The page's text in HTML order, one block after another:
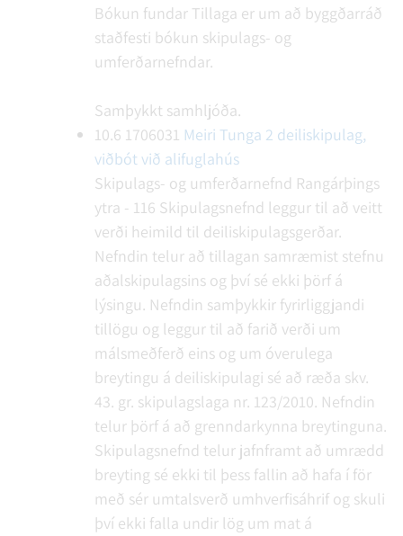
Bókun fundar Tillaga er um að byggðarráð
staðfesti bókun skipulags- og
umferðarnefndar.
Samþykkt samhljóða.
10.6 1706031 Meiri Tunga 2 deiliskipulag,
viðbót við alifuglahús
Skipulags- og umferðarnefnd Rangárþings
ytra - 116 Skipulagsnefnd leggur til að veitt
verði heimild til deiliskipulagsgerðar.
Nefndin telur að tillagan samræmist stefnu
aðalskipulagsins og því sé ekki þörf á
lýsingu. Nefndin samþykkir fyrirliggjandi
tillögu og leggur til að farið verði um
málsmeðferð eins og um óverulega
breytingu á deiliskipulagi sé að ræða skv.
43. gr. skipulagslaga nr. 123/2010. Nefndin
telur þörf á að grenndarkynna breytinguna.
Skipulagsnefnd telur jafnframt að umrædd
breyting sé ekki til þess fallin að hafa í för
með sér umtalsverð umhverfisáhrif og skuli
því ekki falla undir lög um mat á